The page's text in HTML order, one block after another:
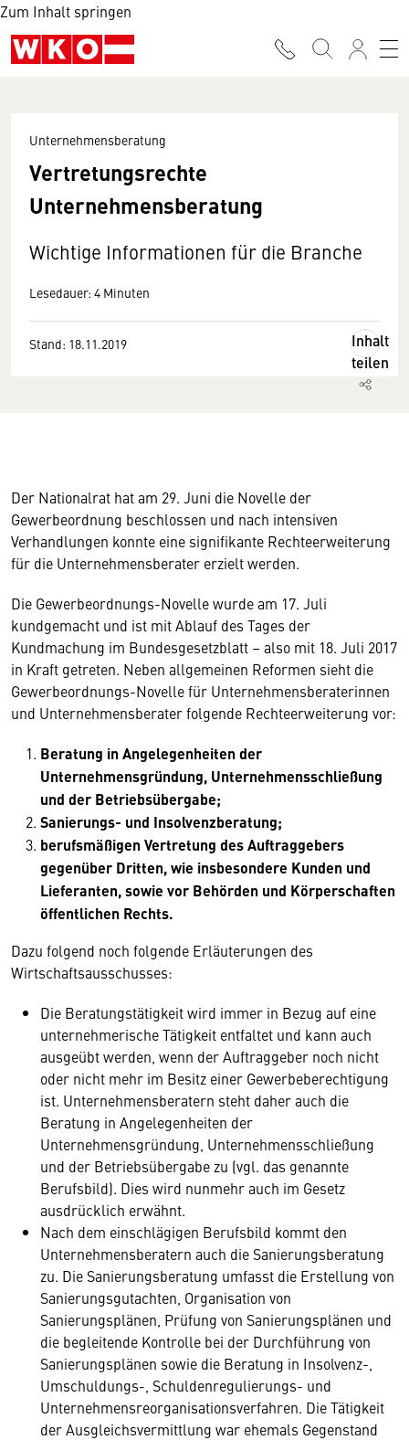
Zum Inhalt springen
Unternehmensberatung
Vertretungsrechte
Unternehmensberatung
Wichtige Informationen für die Branche
Lesedauer: 4 Minuten
Stand: 18.11.2019
Inhalt
teilen
Der Nationalrat hat am 29. Juni die Novelle der
Gewerbeordnung beschlossen und nach intensiven
Verhandlungen konnte eine signifikante Rechteerweiterung
für die Unternehmensberater erzielt werden.
Die Gewerbeordnungs-Novelle wurde am 17. Juli
kundgemacht und ist mit Ablauf des Tages der
Kundmachung im Bundesgesetzblatt – also mit 18. Juli 2017
in Kraft getreten. Neben allgemeinen Reformen sieht die
Gewerbeordnungs-Novelle für Unternehmensberaterinnen
und Unternehmensberater folgende Rechteerweiterung vor:
Beratung in Angelegenheiten der
Unternehmensgründung, Unternehmensschließung
und der Betriebsübergabe;
Sanierungs- und Insolvenzberatung;
berufsmäßigen Vertretung des Auftraggebers
gegenüber Dritten, wie insbesondere Kunden und
Lieferanten, sowie vor Behörden und Körperschaften
öffentlichen Rechts.
Dazu folgend noch folgende Erläuterungen des
Wirtschaftsausschusses:
Die Beratungstätigkeit wird immer in Bezug auf eine
unternehmerische Tätigkeit entfaltet und kann auch
ausgeübt werden, wenn der Auftraggeber noch nicht
oder nicht mehr im Besitz einer Gewerbeberechtigung
ist. Unternehmensberatern steht daher auch die
Beratung in Angelegenheiten der
Unternehmensgründung, Unternehmensschließung
und der Betriebsübergabe zu (vgl. das genannte
Berufsbild). Dies wird nunmehr auch im Gesetz
ausdrücklich erwähnt.
Nach dem einschlägigen Berufsbild kommt den
Unternehmensberatern auch die Sanierungsberatung
zu. Die Sanierungsberatung umfasst die Erstellung von
Sanierungsgutachten, Organisation von
Sanierungsplänen, Prüfung von Sanierungsplänen und
die begleitende Kontrolle bei der Durchführung von
Sanierungsplänen sowie die Beratung in Insolvenz-,
Umschuldungs-, Schuldenregulierungs- und
Unternehmensreorganisationsverfahren. Die Tätigkeit
der Ausgleichsvermittlung war ehemals Gegenstand